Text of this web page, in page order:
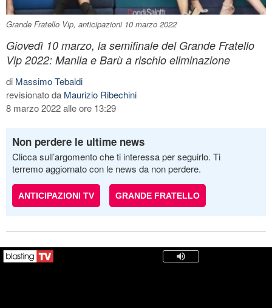
Grande Fratello Vip, anticipazioni 10 marzo 2022
Giovedì 10 marzo, la semifinale del Grande Fratello
Vip 2022: Manila e Barù a rischio eliminazione
di Massimo Tebaldi
revisionato da Maurizio Ribechini
8 marzo 2022 alle ore 13:29
Non perdere le ultime news
Clicca sull’argomento che ti interessa per seguirlo. Ti
terremo aggiornato con le news da non perdere.
ANTICIPAZIONI TV GRANDE FRATELLO